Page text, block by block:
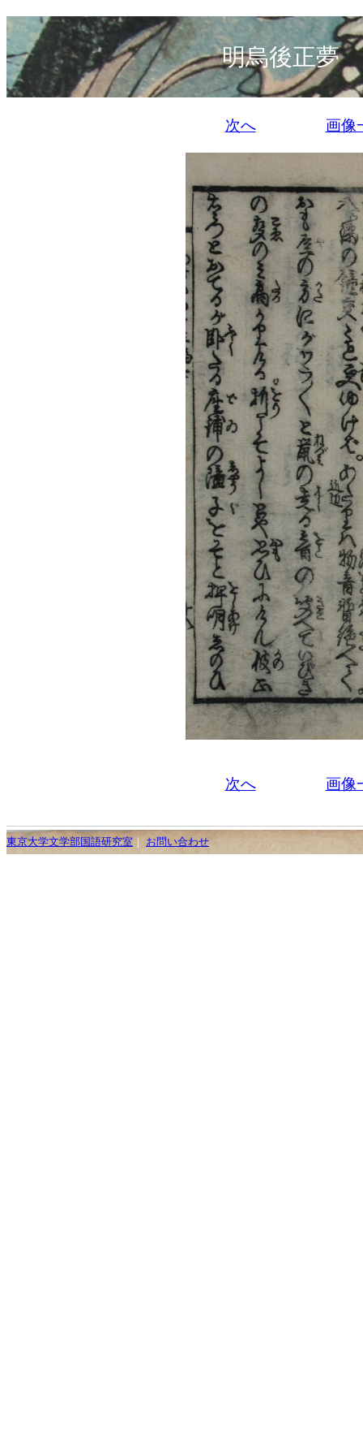
明烏後正夢
次へ 画像
次へ 画像
東京大学文学部国語研究室 お問い合わせ